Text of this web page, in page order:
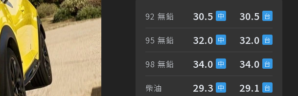
92 無鉛 30.5 30.5
95 無鉛 32.0 32.0
98 無鉛 34.0 34.0
柴油 29.3 29.1